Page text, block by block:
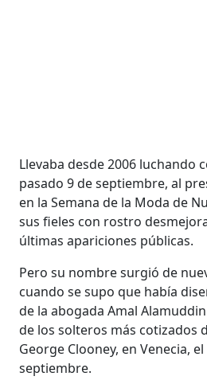
Llevaba desde 2006 luchando
pasado 9 de septiembre, al
en la Semana de la Moda de
sus fieles con rostro
últimas apariciones públicas.
Pero su nombre surgió de
cuando se supo que había
de la abogada Amal
de los solteros más cotizados
George Clooney, en Venecia,
septiembre.